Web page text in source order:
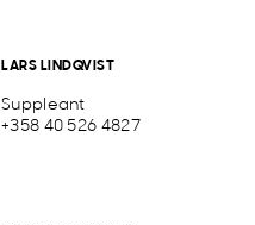
LARS LINDQVIST
Suppleant
+358 40 526 4827